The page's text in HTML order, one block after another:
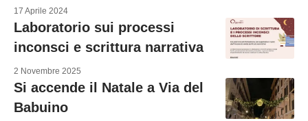
17 Aprile 2024
Laboratorio sui processi
inconsci e scrittura narrativa
2 Novembre 2025
Si accende il Natale a Via del
Babuino